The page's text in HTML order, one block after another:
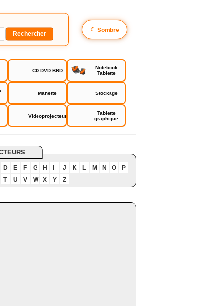
☾ Sombre
CD DVD BRD
Notebook
Tablette
Manette Stockage
Videoprojecteur
Tablette
graphique
D E F G H J K L M N O
P
T
U V W X Y Z